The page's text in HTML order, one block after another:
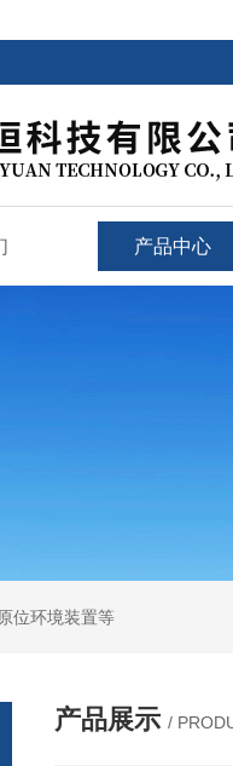
产品中心
位环境装置等
产品展示 /